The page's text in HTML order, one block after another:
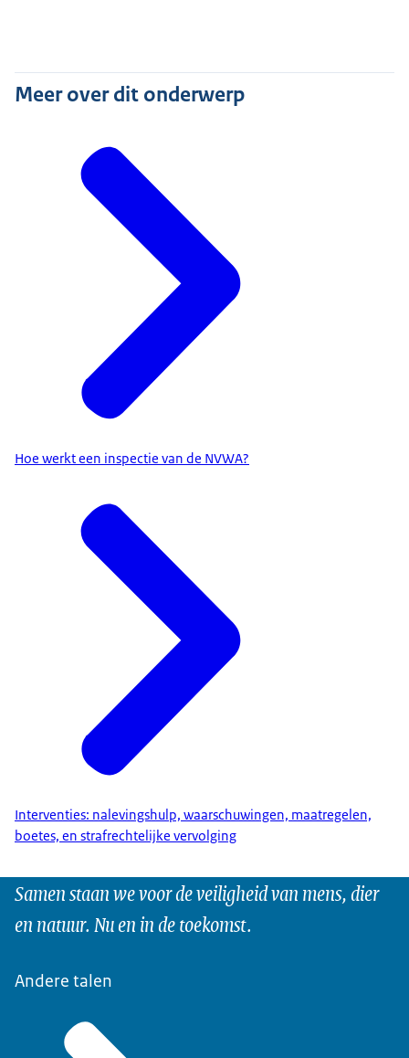
Meer over dit onderwerp
Hoe werkt een inspectie van de NVWA?
Interventies: nalevingshulp, waarschuwingen, maatregelen,
boetes, en strafrechtelijke vervolging
Samen staan we voor de veiligheid van mens, dier
en natuur. Nu en in de toekomst.
Andere talen